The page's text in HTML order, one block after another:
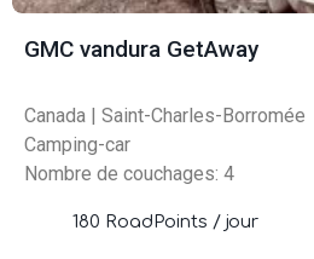
GMC vandura GetAway
Canada | Saint-Charles-Borromée
Camping-car
Nombre de couchages: 4
180 RoadPoints / jour